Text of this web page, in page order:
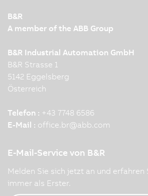
B&R
A member of the ABB Group
B&R Industrial Automation GmbH
B&R Strasse 1
5142 Eggelsberg
Österreich
Telefon : +43 7748 6586
E-Mail : office.br@abb.com
E-Mail-Service von B&R
Melden Sie sich jetzt an und erfahren
immer als Erster.